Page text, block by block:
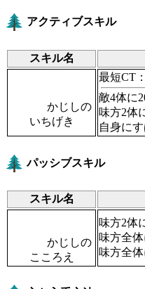
アクティブスキル
スキル名
かじしの
いちげき
最短CT
敵4体に
味方2体
自身に
パッシブスキル
スキル名
かじしの
こころえ
味方2体
味方全
味方全